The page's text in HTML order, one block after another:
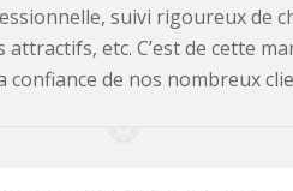
suivi rigoureux de
etc. C’est de cette
confiance de nos nombreux